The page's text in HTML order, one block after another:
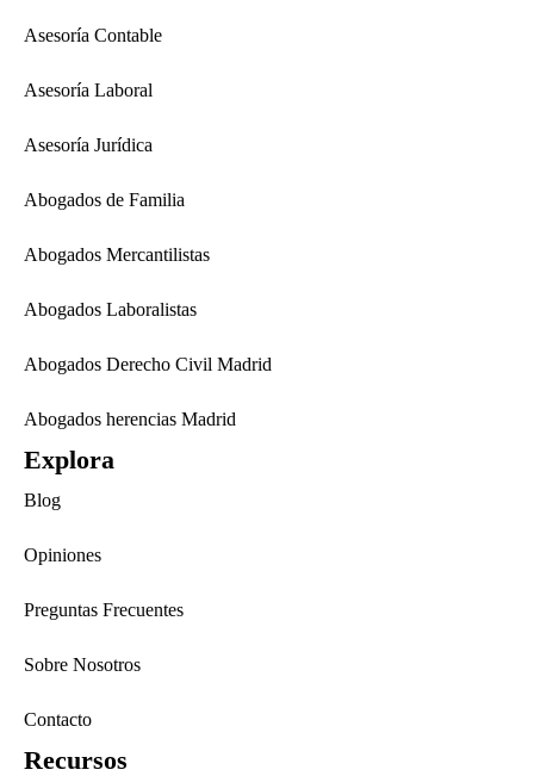
Asesoría Contable
Asesoría Laboral
Asesoría Jurídica
Abogados de Familia
Abogados Mercantilistas
Abogados Laboralistas
Abogados Derecho Civil Madrid
Abogados herencias Madrid
Explora
Blog
Opiniones
Preguntas Frecuentes
Sobre Nosotros
Contacto
Recursos